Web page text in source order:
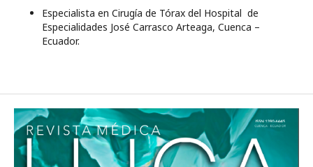
Especialista en Cirugía de Tórax del Hospital de
Especialidades José Carrasco Arteaga, Cuenca –
Ecuador.